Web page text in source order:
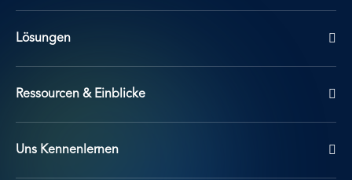
Lösungen
Ressourcen & Einblicke
Uns Kennenlernen